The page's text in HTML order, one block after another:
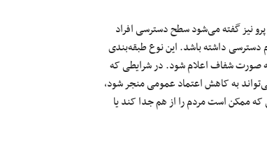
نیز گفته می‌شود سطح دسترسی افراد
دسترسی داشته باشد. این نوع طبقه‌بندی
صورت شفاف اعلام شود. در شرایطی که
به کاهش اعتماد عمومی منجر شود،
ممکن است مردم را از هم جدا کند یا